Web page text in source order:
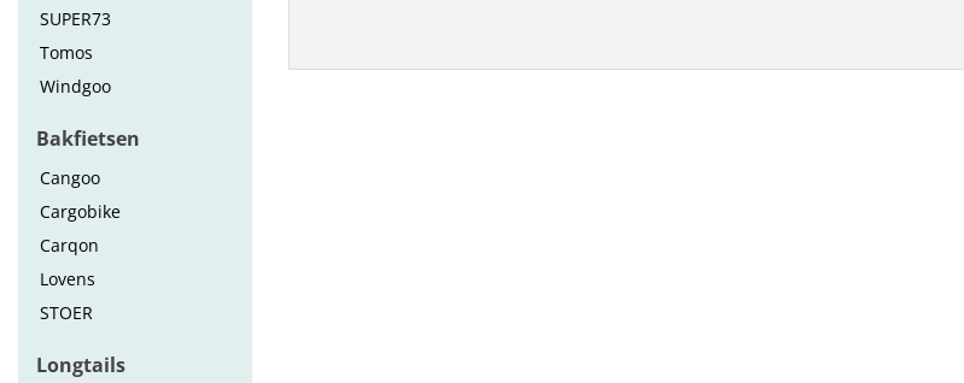
SUPER73
Tomos
Windgoo
Bakfietsen
Cangoo
Cargobike
Carqon
Lovens
STOER
Longtails